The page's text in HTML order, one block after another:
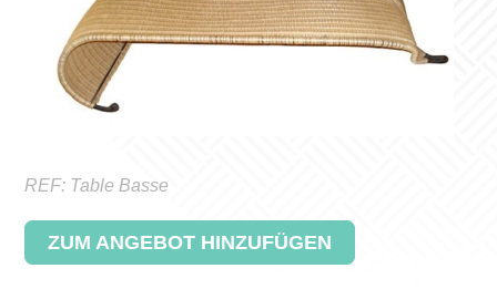
REF: Table Basse
ZUM ANGEBOT HINZUFÜGEN